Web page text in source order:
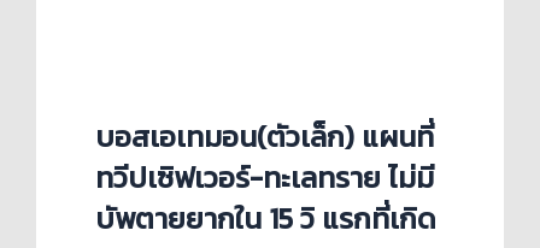
บอสเอเทมอน(ตัวเล็ก) แผนที่
ทวีปเซิฟเวอร์-ทะเลทราย ไม่มี
บัพตายยากใน 15 วิ แรกที่เกิด